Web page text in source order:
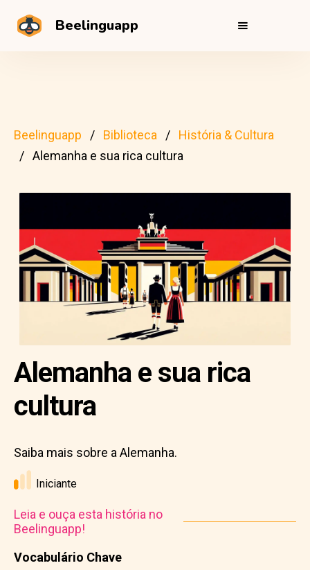
Beelinguapp
Beelinguapp Biblioteca
História & Cultura
Alemanha e sua rica cultura
Vocabulário Chave
Alemanha e sua rica
cultura
Saiba mais sobre a Alemanha.
Iniciante
Leia e ouça esta história no
Beelinguapp!